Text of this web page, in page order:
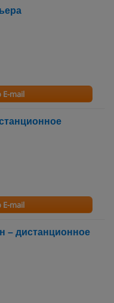
mail
mail
– дистанционное